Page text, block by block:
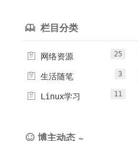
 栏目分类
 网络资源 25
 生活随笔 3
 Linux学习 11
 博主动态 ~